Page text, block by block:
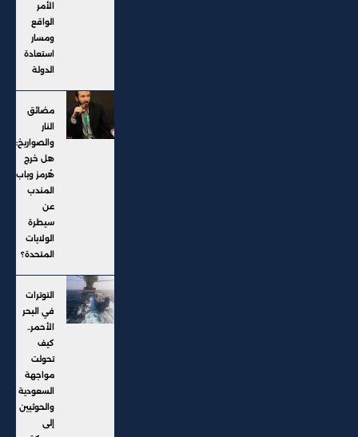
الأمر
الواقع
ومسار
استعادة
الدولة
مضائق
النار
والصواريخ:
هل خرج
هُرمز وباب
المندب
عن
سيطرة
الولايات
المتحدة؟
التوترات
في البحر
الأحمر..
كيف
تحولت
مواجهة
السعودية
والحوثيين
إلى